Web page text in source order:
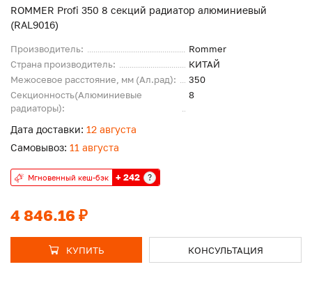
ROMMER Profi 350 8 секций радиатор алюминиевый
(RAL9016)
Производитель:
Rommer
Страна производитель:
КИТАЙ
Межосевое расстояние, мм (Ал.рад):
350
Секционность(Алюминиевые
радиаторы):
8
4 846.16 ₽
Дата доставки: 12 августа
Самовывоз: 11 августа
Мгновенный кеш-бэк + 242 ?
КУПИТЬ КОНСУЛЬТАЦИЯ